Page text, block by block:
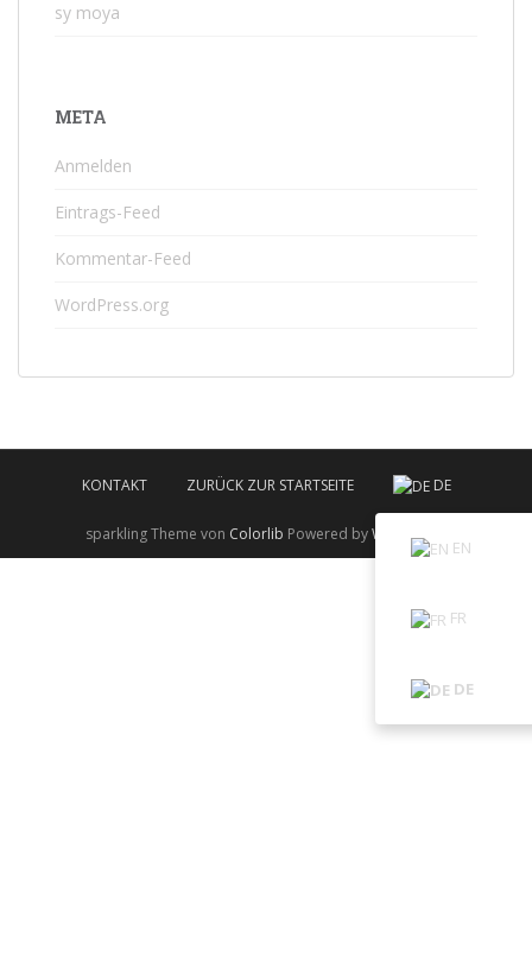
sy moya
META
Anmelden
Eintrags-Feed
Kommentar-Feed
WordPress.org
KONTAKT ZURÜCK ZUR STARTSEITE DE
EN
FR
DE
sparkling Theme von Colorlib Powered byWordPress